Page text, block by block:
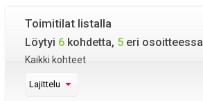
Toimitilat listalla
Löytyi 6 kohdetta, 5 eri osoitteessa
Kaikki kohteet
Lajittelu